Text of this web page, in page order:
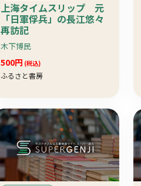
上海タイムスリップ 元
「日軍俘兵」の長江悠々
再訪記
木下博民
500円 (税込)
ふるさと書房